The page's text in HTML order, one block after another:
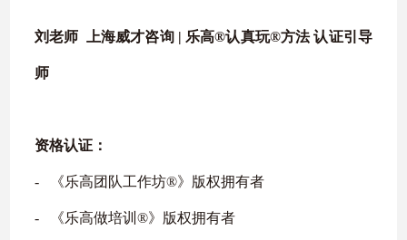
刘老师 上海威才咨询 | 乐高®认真玩®方法 认证引导
师
资格认证：
‐ 《乐高团队工作坊®》版权拥有者
‐ 《乐高做培训®》版权拥有者